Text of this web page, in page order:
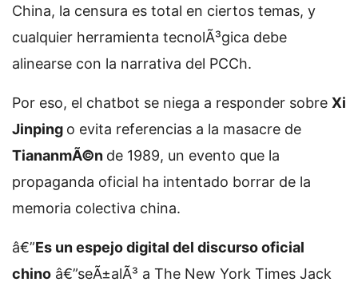
China, la censura es total en ciertos temas, y
cualquier herramienta tecnolÃ³gica debe
alinearse con la narrativa del PCCh.
Por eso, el chatbot se niega a responder sobre Xi
Jinping o evita referencias a la masacre de
TiananmÃ©n de 1989, un evento que la
propaganda oficial ha intentado borrar de la
memoria colectiva china.
â€”Es un espejo digital del discurso oficial
chino â€”seÃ±alÃ³ a The New York Times Jack